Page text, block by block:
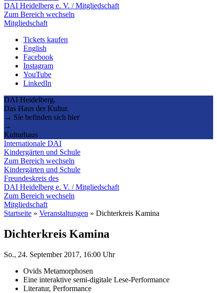
DAI Heidelberg e. V. / Mitgliedschaft
Zum Bereich wechseln
Mitgliedschaft
Tickets kaufen
English
Facebook
Instagram
YouTube
LinkedIn
DAI Heidelberg.
Das Haus der Kultur.
→ Sie befinden sich hier
→
Kulturhaus
Internationale DAI
Kindergärten und Schule
Zum Bereich wechseln
Kindergärten und Schule
Freundeskreis des
DAI Heidelberg e. V. / Mitgliedschaft
Zum Bereich wechseln
Mitgliedschaft
Startseite » Veranstaltungen » Dichterkreis Kamina
Dichterkreis Kamina
So., 24. September 2017, 16:00 Uhr
Ovids Metamorphosen
Eine interaktive semi-digitale Lese-Performance
Literatur, Performance